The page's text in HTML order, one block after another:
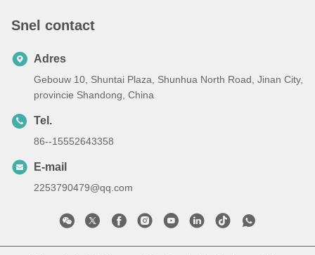
Snel contact
Adres
Gebouw 10, Shuntai Plaza, Shunhua North Road, Jinan City,
provincie Shandong, China
Tel.
86--15552643358
E-mail
2253790479@qq.com